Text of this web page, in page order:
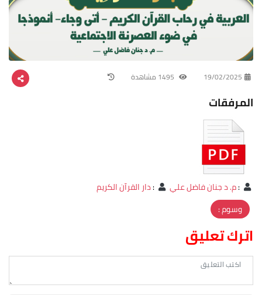
19/02/2025
المرفقات
:م. د جنان فاضل علي :دار القرآن الكريم
وسوم :
اترك تعليق